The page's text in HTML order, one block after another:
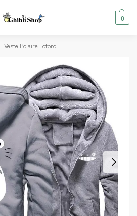
0
Veste Polaire Totoro